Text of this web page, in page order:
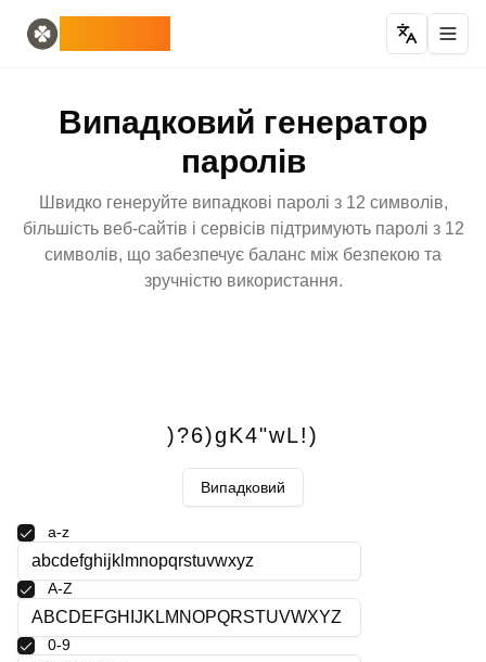
Random Generators
генератор випадкових країн
генератор випадкових літер
випадковий генератор карт
Number Tools
генератор випадкових 4-значних чисел
Password Tools
генератор паролів 12 символів
генератор випадкових IP-адрес
Español
Pусский
한국어
Svenska
ภาษาไทย
Türkçe
Українська
Tiếng Việt
Випадковий генератор
паролів
Швидко генеруйте випадкові паролі з 12 символів,
більшість веб-сайтів і сервісів підтримують паролі з 12
символів, що забезпечує баланс між безпекою та
зручністю використання.
)?6)gK4"wL!)
Випадковий
a-z
A-Z
0-9